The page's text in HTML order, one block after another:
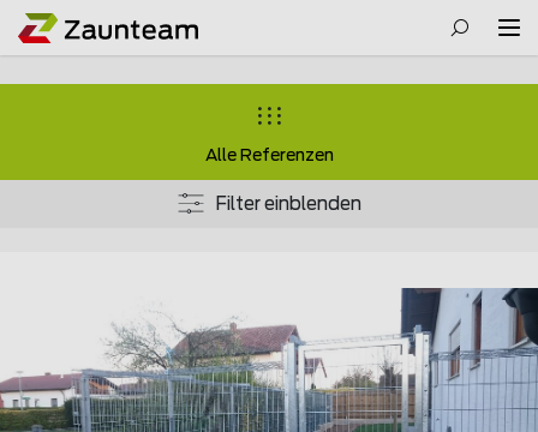
Alle Referenzen
Filter einblenden